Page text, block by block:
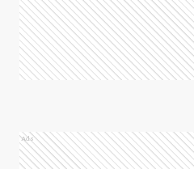
Ads